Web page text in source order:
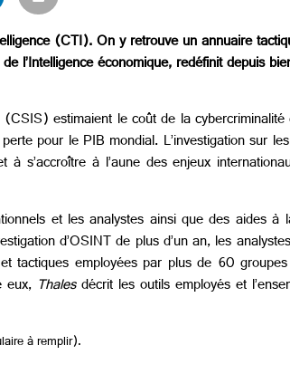
(CTI). On y retrouve un annuaire
l’Intelligence économique, redéfinit depuis
estimaient le coût de la
pour le PIB mondial. L’investigation sur les
à l’aune des enjeux
et les analystes ainsi que des aides à
d’OSINT de plus d’un an, les
tactiques employées par plus de 60
eux, Thalesdécrit les outils employés et
à remplir).